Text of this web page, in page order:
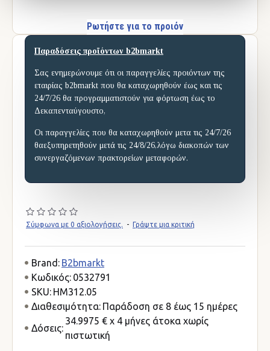
Ρωτήστε για το προιόν
Παραδόσεις προϊόντων b2bmarkt
Σας ενημερώνουμε ότι οι παραγγελίες προιόντων της
εταιρίας b2bmarkt που θα καταχωρηθούν έως και τις
24/7/26 θα προγραμματιστούν για φόρτωση έως το
Δεκαπενταύγουστο,
Οι παραγγελίες που θα καταχωρηθούν μετα τις 24/7/26
θαεξυπηρετηθούν μετά τις 24/8/26,λόγω διακοπών των
συνεργαζόμενων πρακτορείων μεταφορών.
Σύμφωνα με 0 αξιολογήσεις. - Γράψτε μια κριτική
Brand: B2bmarkt
Κωδικός: 0532791
SKU: HM312.05
Διαθεσιμότητα: Παράδοση σε 8 έως 15 ημέρες
Δόσεις:
34.9975 € x 4 μήνες άτοκα χωρίς
πιστωτική